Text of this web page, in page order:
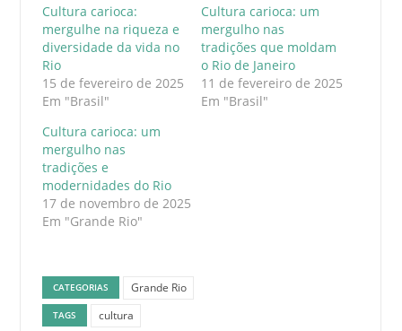
Cultura carioca:
mergulhe na riqueza e
diversidade da vida no
Rio
15 de fevereiro de 2025
Em "Brasil"
Cultura carioca: um
mergulho nas
tradições que moldam
o Rio de Janeiro
11 de fevereiro de 2025
Em "Brasil"
Cultura carioca: um
mergulho nas
tradições e
modernidades do Rio
17 de novembro de 2025
Em "Grande Rio"
CATEGORIAS Grande Rio
TAGS cultura